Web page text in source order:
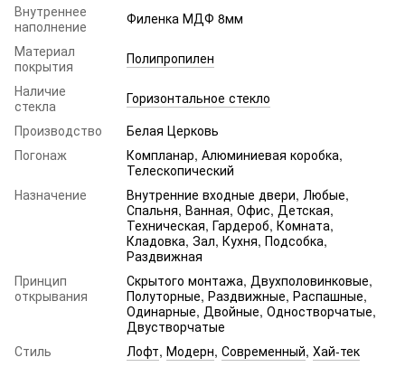
Внутреннее
наполнение
Филенка МДФ 8мм
Материал
покрытия
Полипропилен
Наличие
стекла
Горизонтальное стекло
Производство
Белая Церковь
Погонаж
Компланар, Алюминиевая коробка,
Телескопический
Назначение
Внутренние входные двери, Любые,
Спальня, Ванная, Офис, Детская,
Техническая, Гардероб, Комната,
Кладовка, Зал, Кухня, Подсобка,
Раздвижная
Принцип
открывания
Скрытого монтажа, Двухполовинковые,
Полуторные, Раздвижные, Распашные,
Одинарные, Двойные, Одностворчатые,
Двустворчатые
Стиль
Лофт, Модерн, Современный, Хай-тек